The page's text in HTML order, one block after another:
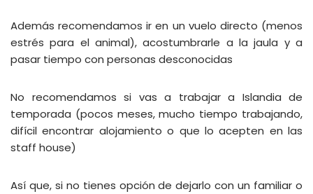
Además recomendamos ir en un vuelo directo (menos
estrés para el animal), acostumbrarle a la jaula y a
pasar tiempo con personas desconocidas
No recomendamos si vas a trabajar a Islandia de
temporada (pocos meses, mucho tiempo trabajando,
difícil encontrar alojamiento o que lo acepten en las
staff house)
Así que, si no tienes opción de dejarlo con un familiar o